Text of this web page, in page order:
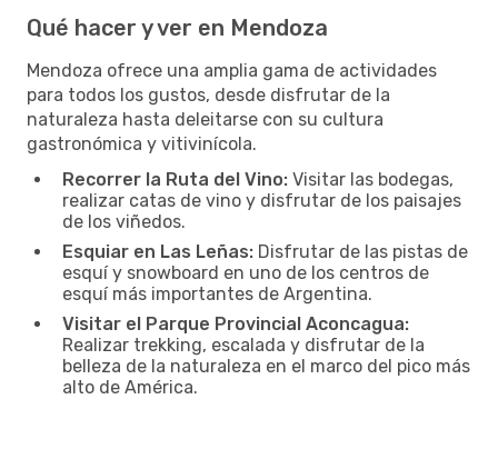
Qué hacer y ver en Mendoza
Mendoza ofrece una amplia gama de actividades
para todos los gustos, desde disfrutar de la
naturaleza hasta deleitarse con su cultura
gastronómica y vitivinícola.
Recorrer la Ruta del Vino: Visitar las bodegas,
realizar catas de vino y disfrutar de los paisajes
de los viñedos.
Esquiar en Las Leñas: Disfrutar de las pistas de
esquí y snowboard en uno de los centros de
esquí más importantes de Argentina.
Visitar el Parque Provincial Aconcagua:
Realizar trekking, escalada y disfrutar de la
belleza de la naturaleza en el marco del pico más
alto de América.